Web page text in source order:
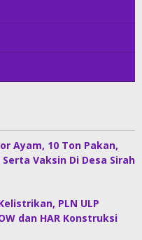
Ayam, 10 Ton Pakan,
Vaksin Di Desa Sirah
PLN ULP
dan HAR Konstruksi